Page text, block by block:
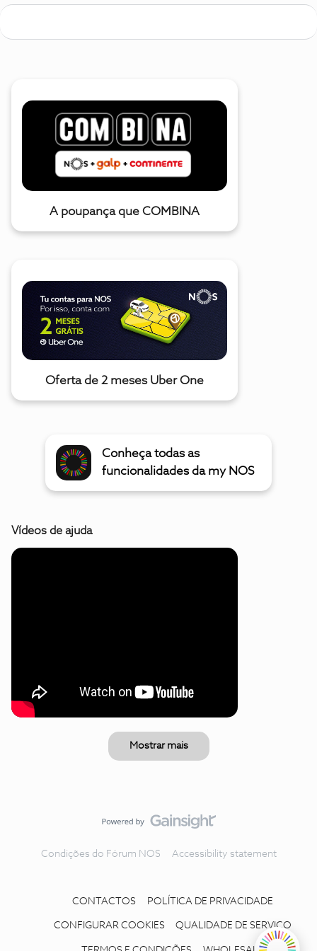
A poupança que COMBINA
Oferta de 2 meses Uber One
Conheça todas as
funcionalidades da my NOS
Vídeos de ajuda
Mostrar mais
Condições do Fórum NOS Accessibility statement
CONTACTOS POLÍTICA DE PRIVACIDADE
CONFIGURAR COOKIES QUALIDADE DE SERVIÇO